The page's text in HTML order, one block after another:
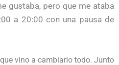
gustaba, pero que me ataba
a 20:00 con una pausa de
vino a cambiarlo todo. Junto